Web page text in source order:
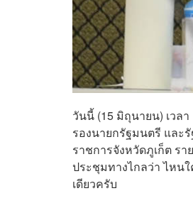
วันนี้ (15 มิถุนายน) เวล
รองนายกรัฐมนตรี และ
ราชการจังหวัดภูเก็ต ร
ประชุมทางไกลว่า ไหน
เดียวครับ